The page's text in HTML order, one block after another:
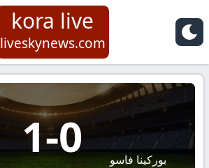
kora live
liveskynews.com
1-0 بوركينا فاسو